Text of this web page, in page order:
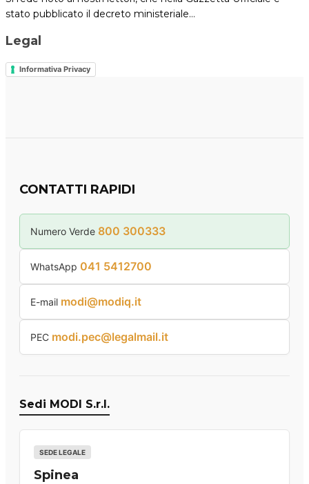
stato pubblicato il decreto ministeriale…
Legal
Informativa Privacy
CONTATTI RAPIDI
Numero Verde 800 300333
WhatsApp 041 5412700
E-mail modi@modiq.it
PEC modi.pec@legalmail.it
Sedi MODI S.r.l.
SEDE LEGALE
Spinea